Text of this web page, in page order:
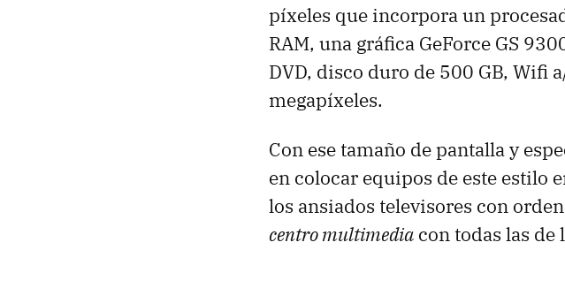
píxeles que incorpora un
RAM, una gráfica GeForce GS
DVD, disco duro de 500 GB, Wifi
megapíxeles.
Con ese tamaño de pantalla y
en colocar equipos de este estilo
los ansiados televisores con
centro multimedia con todas las de